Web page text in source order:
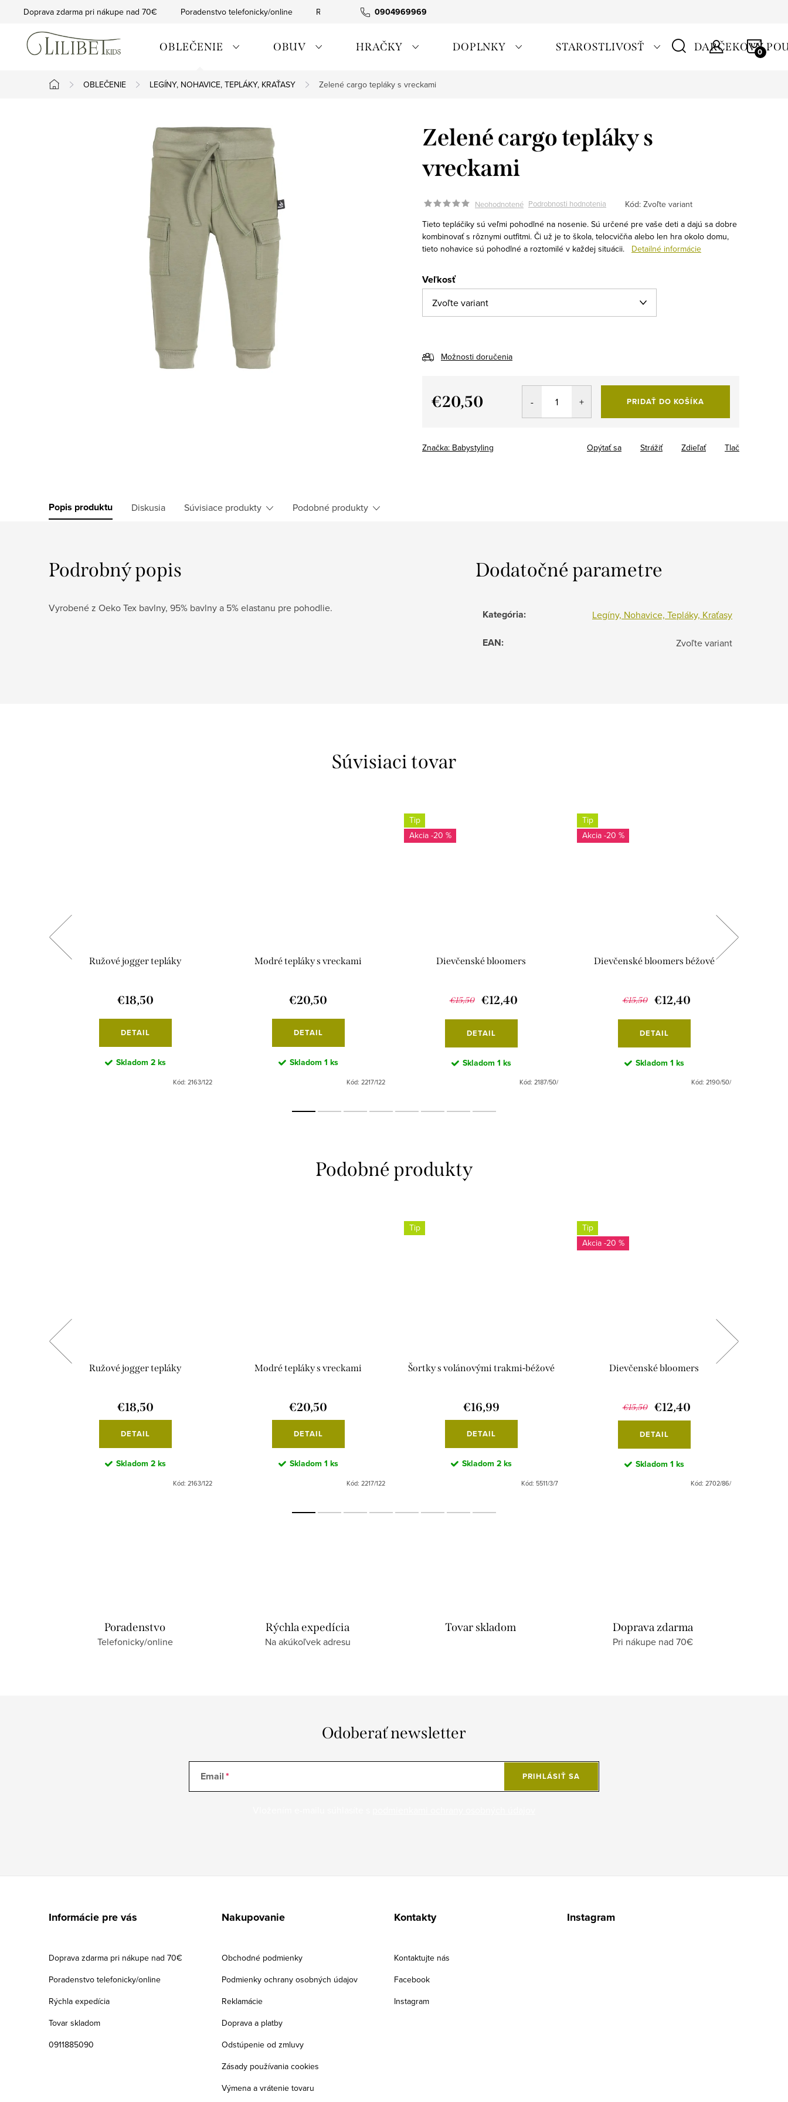
0904969969
Doprava zdarma pri nákupe nad 70€ Poradenstvo telefonicky/online Rýchla expedícia Tovar skladom
OBLEČENIE OBUV HRAČKY DOPLNKY STAROSTLIVOSŤ DARČEKOVÝ
Domov
OBLEČENIE LEGÍNY, NOHAVICE, TEPLÁKY, KRAŤASY Zelené cargo tepláky s vreckami
Zelené cargo tepláky s
vreckami
Neohodnotené Podrobnosti hodnotenia Kód: Zvoľte variant
Tieto tepláčiky sú veľmi pohodlné na nosenie. Sú určené pre vaše deti a dajú sa dobre
kombinovať s rôznymi outfitmi. Či už je to škola, telocvičňa alebo len hra okolo domu,
tieto nohavice sú pohodlné a roztomilé v každej situácii.
Detailné informácie
Veľkosť
Možnosti doručenia
€20,50 PRIDAŤ DO KOŠÍKA
Značka: Babystyling Tlač
Opýtať sa Strážiť Zdieľať
Popis produktu Diskusia Súvisiace produkty Podobné produkty
Podrobný popis
Vyrobené z Oeko Tex bavlny, 95% bavlny a 5% elastanu pre pohodlie.
Dodatočné parametre
Kategória: Legíny, Nohavice, Tepláky, Kraťasy
EAN: Zvoľte variant
Súvisiaci tovar
Ružové jogger tepláky
€18,50
DETAIL
Skladom 2 ks
Kód: 2163/122
Modré tepláky s vreckami
€20,50
DETAIL
Skladom 1 ks
Kód: 2217/122
Tip
-20 %
Dievčenské bloomers
€15,50 €12,40
DETAIL
Skladom 1 ks
Kód: 2187/50/
Tip
-20 %
Dievčenské bloomers béžové
€15,50 €12,40
DETAIL
Skladom 1 ks
Kód: 2190/50/
Ružové jogger tepláky
€18,50
DETAIL
Skladom 2 ks
Kód: 2163/122
Modré tepláky s vreckami
€20,50
DETAIL
Skladom 1 ks
Kód: 2217/122
Tip
Šortky s volánovými trakmi-béžové
€16,99
DETAIL
Skladom 2 ks
Kód: 5511/3/7
Tip
-20 %
Dievčenské bloomers
€15,50 €12,40
DETAIL
Skladom 1 ks
Kód: 2702/86/
Poradenstvo
Telefonicky/online
Rýchla expedícia
Na akúkoľvek adresu
Tovar skladom Doprava zdarma
Pri nákupe nad 70€
Odoberať newsletter
Email PRIHLÁSIŤ SA
Informácie pre vás
Doprava zdarma pri nákupe nad 70€
Poradenstvo telefonicky/online
Rýchla expedícia
Tovar skladom
0911885090
Nakupovanie
Obchodné podmienky
Podmienky ochrany osobných údajov
Reklamácie
Doprava a platby
Odstúpenie od zmluvy
Zásady používania cookies
Výmena a vrátenie tovaru
Kontakty
Kontaktujte nás
Facebook
Instagram
Instagram